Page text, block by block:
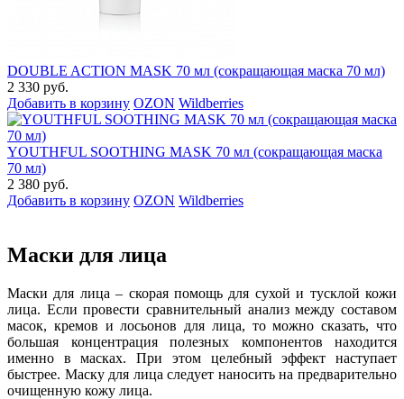
DOUBLE ACTION MASK 70 мл (сокращающая маска 70 мл)
2 330 руб.
Добавить в корзину OZON Wildberries
YOUTHFUL SOOTHING MASK 70 мл (сокращающая маска
70 мл)
2 380 руб.
Добавить в корзину OZON Wildberries
Маски для лица
Маски для лица – скорая помощь для сухой и тусклой кожи
лица. Если провести сравнительный анализ между составом
масок, кремов и лосьонов для лица, то можно сказать, что
большая концентрация полезных компонентов находится
именно в масках. При этом целебный эффект наступает
быстрее. Маску для лица следует наносить на предварительно
очищенную кожу лица.